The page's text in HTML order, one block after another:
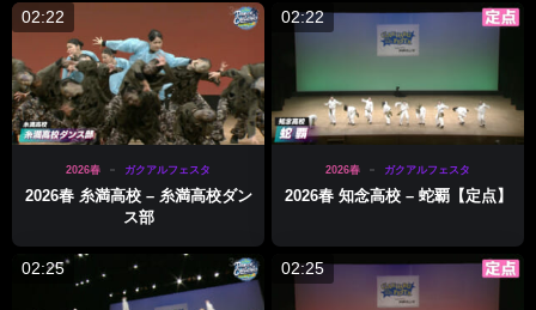
02:22
2026春 ガクアルフェスタ
2026春 糸満高校 – 糸満高校ダン
ス部
02:22
2026春 ガクアルフェスタ
2026春 知念高校 – 蛇覇【定点】
02:25 02:25